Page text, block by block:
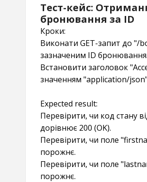
Тест-кейс:
бронювання за ID
Кроки:
Виконати GET-запит до "/
зазначеним ID бронювання.
Встановити заголовок
значенням "application/
Expected result:
Перевірити, чи код стану
дорівнює 200 (OK).
Перевірити, чи поле
порожнє.
Перевірити, чи поле
порожнє.